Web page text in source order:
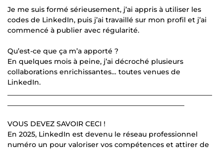
Je me suis formé sérieusement, j’ai appris à utiliser les
codes de LinkedIn, puis j’ai travaillé sur mon profil et j’ai
commencé à publier avec régularité.
Qu’est-ce que ça m’a apporté ?
En quelques mois à peine, j’ai décroché plusieurs
collaborations enrichissantes… toutes venues de
LinkedIn.
VOUS DEVEZ SAVOIR CECI !
En 2025, LinkedIn est devenu le réseau professionnel
numéro un pour valoriser vos compétences et attirer de